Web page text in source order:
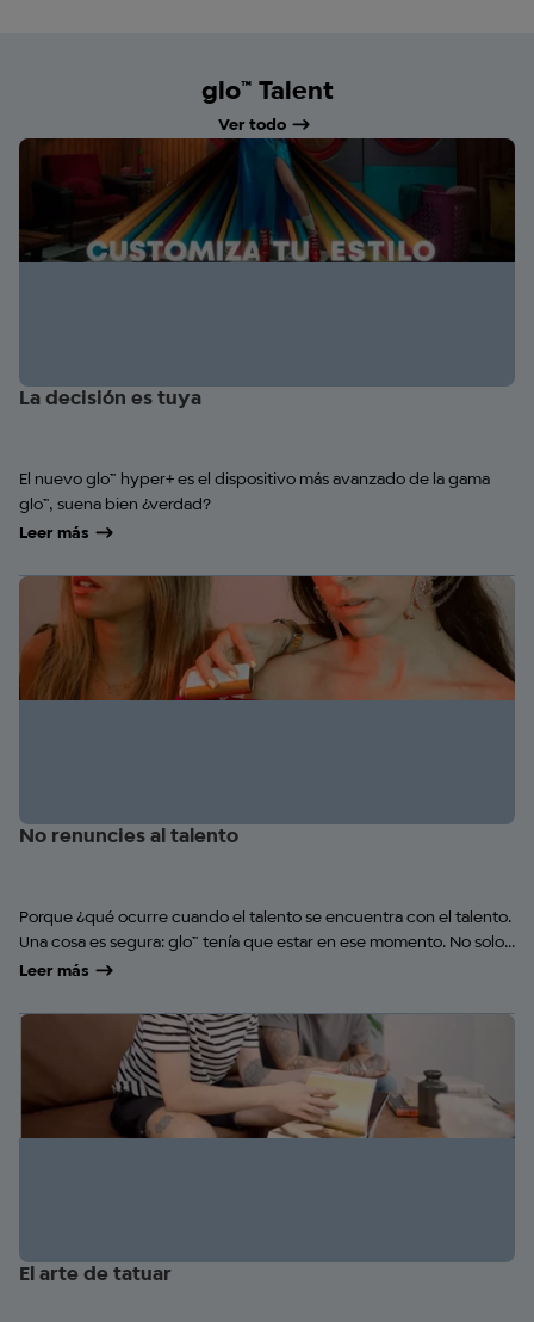
glo™ Talent
Ver todo
La decisión es tuya
El nuevo glo™ hyper+ es el dispositivo más avanzado de la gama
glo™, suena bien ¿verdad?
Leer más
No renuncies al talento
Porque ¿qué ocurre cuando el talento se encuentra con el talento.
Una cosa es segura: glo™ tenía que estar en ese momento. No solo...
Leer más
El arte de tatuar